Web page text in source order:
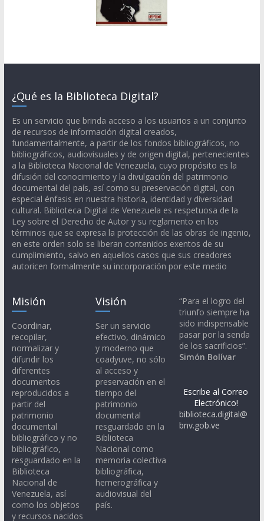
¿Qué es la Biblioteca Digital?
Es un servicio que brinda acceso a los usuarios a un conjunto
de recursos de información digital creados,
fundamentalmente, a partir de los fondos bibliográficos, no
bibliográficos, audiovisuales y de origen digital, pertenecientes
a la Biblioteca Nacional de Venezuela, cuyo propósito es la
difusión del conocimiento y la divulgación del patrimonio
documental del país, así como su preservación digital, con
especial énfasis en nuestra historia, identidad y diversidad
cultural. Biblioteca Digital de Venezuela es respetuosa de la
Ley sobre el Derecho de Autor y su reglamento en los
términos que se expresa la protección de las obras de ingenio,
en este orden solo se liberan contenidos exentos de su
cumplimiento, salvo en aquellos casos que sus creadores
autoricen formalmente su incorporación por este medio
Misión
Coordinar,
recopilar,
normalizar y
difundir los
diferentes
documentos
reproducidos a
partir del
patrimonio
documental
bibliográfico y no
bibliográfico,
resguardado en la
Biblioteca
Nacional de
Venezuela, así
como los objetos
y recursos nacidos
Visión
Ser un servicio
efectivo, dinámico
y moderno que
coadyuve, no sólo
al acceso y
preservación en el
tiempo del
patrimonio
documental
resguardado en la
Biblioteca
Nacional como
memoria colectiva
bibliográfica,
hemerográfica y
audiovisual del
país.
“Para el logro del
triunfo siempre ha
sido indispensable
pasar por la senda
de los sacrificios”.
Simón Bolívar
Escribe al Correo
Electrónico!
biblioteca.digital@
bnv.gob.ve